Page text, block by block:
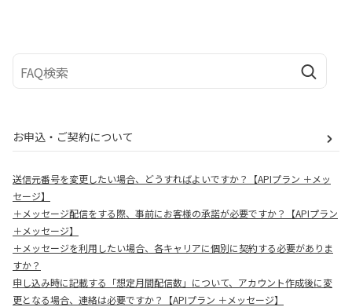
お申込・ご契約について
送信元番号を変更したい場合、どうすればよいですか？【APIプラン ＋メッ
セージ】
＋メッセージ配信をする際、事前にお客様の承諾が必要ですか？【APIプラン
＋メッセージ】
＋メッセージを利用したい場合、各キャリアに個別に契約する必要がありま
すか？
申し込み時に記載する「想定月間配信数」について、アカウント作成後に変
更となる場合、連絡は必要ですか？【APIプラン ＋メッセージ】